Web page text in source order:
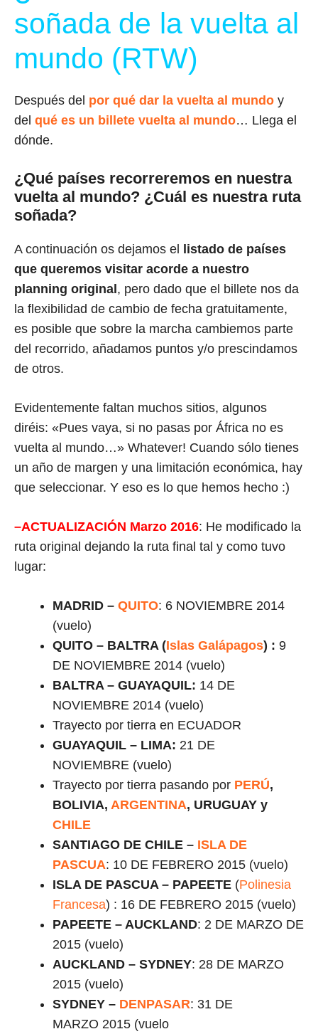
soñada de la vuelta al
mundo (RTW)
Después del por qué dar la vuelta al mundo y
del qué es un billete vuelta al mundo… Llega el
dónde.
¿Qué países recorreremos en nuestra
vuelta al mundo? ¿Cuál es nuestra ruta
soñada?
A continuación os dejamos el
listado de países
que queremos visitar acorde a nuestro
planning original , pero dado que el billete nos da
la flexibilidad de cambio de fecha gratuitamente,
es posible que sobre la marcha cambiemos parte
del recorrido, añadamos puntos y/o prescindamos
de otros.
Evidentemente faltan muchos sitios, algunos
diréis: «Pues vaya, si no pasas por África no es
vuelta al mundo…» Whatever! Cuando sólo tienes
un año de margen y una limitación económica, hay
que seleccionar. Y eso es lo que hemos hecho :)
–ACTUALIZACIÓN Marzo 2016: He modificado la
ruta original dejando la ruta final tal y como tuvo
lugar:
MADRID – QUITO: 6 NOVIEMBRE 2014
(vuelo)
QUITO – BALTRA (Islas Galápagos) : 9
DE NOVIEMBRE 2014 (vuelo)
BALTRA – GUAYAQUIL: 14 DE
NOVIEMBRE 2014 (vuelo)
Trayecto por tierra en ECUADOR
GUAYAQUIL – LIMA: 21 DE
NOVIEMBRE (vuelo)
Trayecto por tierra pasando por PERÚ,
BOLIVIA, ARGENTINA, URUGUAY y
CHILE
SANTIAGO DE CHILE – ISLA DE
PASCUA: 10 DE FEBRERO 2015 (vuelo)
ISLA DE PASCUA – PAPEETE (Polinesia
Francesa) : 16 DE FEBRERO 2015 (vuelo)
PAPEETE – AUCKLAND: 2 DE MARZO DE
2015 (vuelo)
AUCKLAND – SYDNEY: 28 DE MARZO
2015 (vuelo)
SYDNEY – DENPASAR: 31 DE
MARZO 2015 (vuelo